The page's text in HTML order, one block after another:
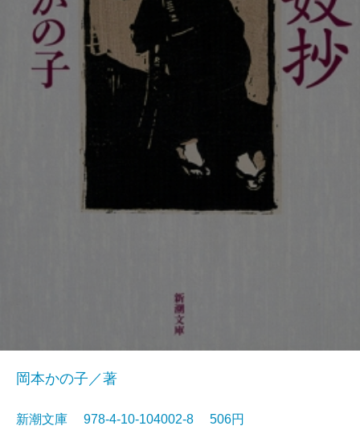
岡本かの子／著
新潮文庫 978-4-10-104002-8 506円